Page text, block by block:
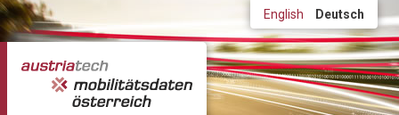
Direkt zum Inhalt English Deutsch